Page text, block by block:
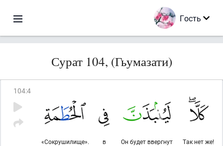
Гость
Сурат 104, (Гьумазати)
104:4
Так нет же!
Он будет ввергнут
в
«Сокрушилище».